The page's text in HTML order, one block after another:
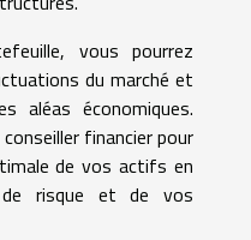
vous pourrez
du marché et
aléas économiques.
financier pour
de vos actifs en
risque et de vos